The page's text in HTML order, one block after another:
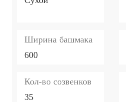
Ширина башмака
600
Кол-во созвенков
35